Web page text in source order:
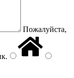
Пожалуйста,
.